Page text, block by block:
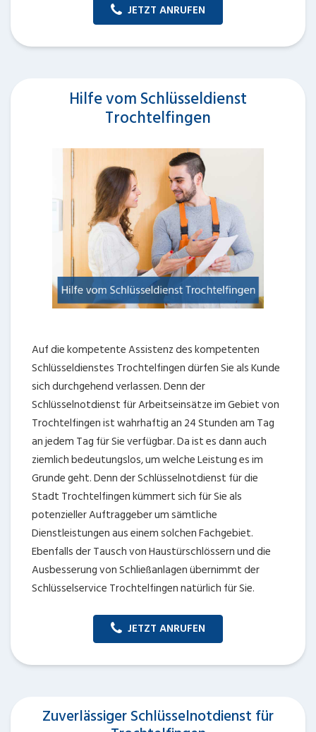
JETZT ANRUFEN
Hilfe vom Schlüsseldienst
Trochtelfingen
Auf die kompetente Assistenz des kompetenten
Schlüsseldienstes Trochtelfingen dürfen Sie als Kunde
sich durchgehend verlassen. Denn der
Schlüsselnotdienst für Arbeitseinsätze im Gebiet von
Trochtelfingen ist wahrhaftig an 24 Stunden am Tag
an jedem Tag für Sie verfügbar. Da ist es dann auch
ziemlich bedeutungslos, um welche Leistung es im
Grunde geht. Denn der Schlüsselnotdienst für die
Stadt Trochtelfingen kümmert sich für Sie als
potenzieller Auftraggeber um sämtliche
Dienstleistungen aus einem solchen Fachgebiet.
Ebenfalls der Tausch von Haustürschlössern und die
Ausbesserung von Schließanlagen übernimmt der
Schlüsselservice Trochtelfingen natürlich für Sie.
JETZT ANRUFEN
Zuverlässiger Schlüsselnotdienst für